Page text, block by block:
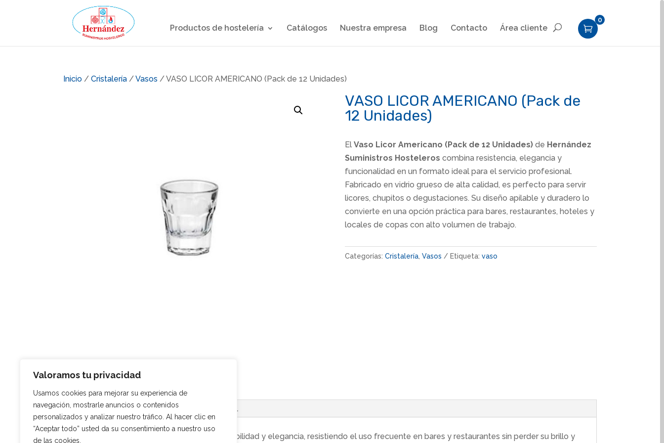
Valoramos tu privacidad
Usamos cookies para mejorar su experiencia de
navegación, mostrarle anuncios o contenidos
personalizados y analizar nuestro tráfico. Al hacer clic en
“Aceptar todo” usted da su consentimiento a nuestro uso
de las cookies.
Productos de hostelería Catálogos Nuestra empresa Blog Contacto Área cliente
0
Inicio / Cristalería /Vasos / VASO LICOR AMERICANO (Pack de 12 Unidades)
VASO LICOR AMERICANO (Pack de
12 Unidades)
El Vaso Licor Americano (Pack de 12 Unidades)de Hernández
Suministros Hosteleros combina resistencia, elegancia y
funcionalidad en un formato ideal para el servicio profesional.
Fabricado en vidrio grueso de alta calidad, es perfecto para servir
licores, chupitos o degustaciones. Su diseño apilable y duradero lo
convierte en una opción práctica para bares, restaurantes, hoteles y
locales de copas con alto volumen de trabajo.
Categorías: Cristalería, Vasos Etiqueta: vaso
Descripción Información adicional
Los Vasos Licor Americano combinan durabilidad y elegancia, resistiendo el uso frecuente en bares y restaurantes sin perder su brillo y